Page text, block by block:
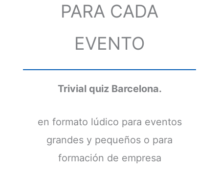
PARA CADA
EVENTO
Trivial quiz Barcelona.
en formato lúdico para eventos
grandes y pequeños o para
formación de empresa